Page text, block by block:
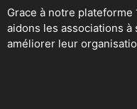
Grace à notre plateforme
aidons les associations à
améliorer leur